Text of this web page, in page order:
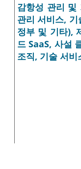
감항성 관리 및
관리 서비스,
정부 및 기타),
드 SaaS, 사설
조직, 기술 서